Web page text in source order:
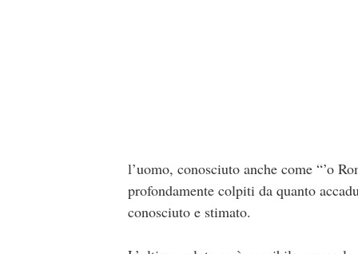
l’uomo, conosciuto anche come “’o
profondamente colpiti da quanto
conosciuto e stimato.